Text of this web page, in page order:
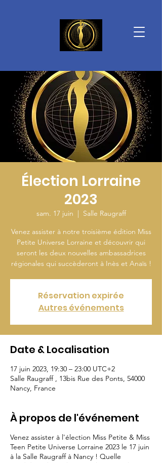
Élection Lorraine
2023
sam. 17 juin
  |
Salle Raugraff
Venez assister à notre troisième édition Miss
Petite Universe Lorraine et découvrir qui
seront les deux nouvelles ambassadrices
régionales qui succèderont à Inès et Anaïs !
Réservation expirée
Autres événements
Date & Localisation
17 juin 2023, 19:30 – 23:00 UTC+2
Salle Raugraff , 13bis Rue des Ponts, 54000
Nancy, France
À propos de l'événement
Venez assister à l'élection Miss Petite & Miss
Teen Petite Universe Lorraine 2023 le 17 juin
à la Salle Raugraff à Nancy ! Quelle